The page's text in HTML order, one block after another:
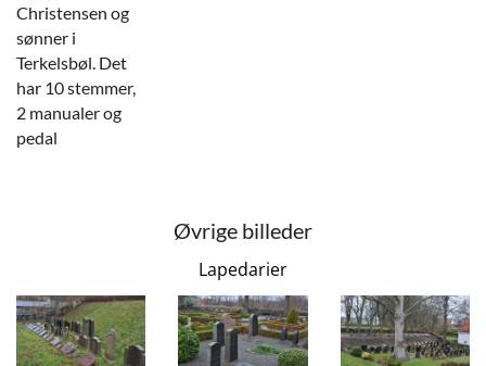
Christensen og
sønner i
Terkelsbøl. Det
har 10 stemmer,
2 manualer og
pedal
Øvrige billeder
Lapedarier